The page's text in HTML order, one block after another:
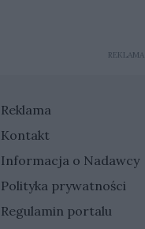
REKLAMA
Reklama
Kontakt
Informacja o Nadawcy
Polityka prywatności
Regulamin portalu